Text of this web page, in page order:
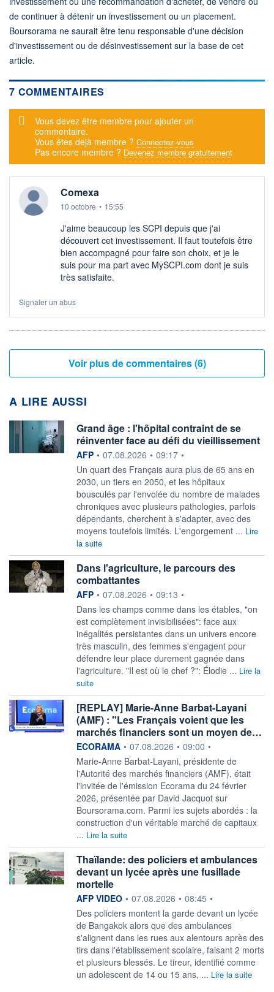
de continuer à détenir un investissement ou un placement.
Boursorama ne saurait être tenu responsable d'une décision
d'investissement ou de désinvestissement sur la base de cet
article.
7 COMMENTAIRES
Message d'alerte
Vous devez être membre pour ajouter un
commentaire.
Vous êtes déjà membre ? Connectez-vous
Pas encore membre ? Devenez membre gratuitement
Comexa
10 octobre • 15:55
J'aime beaucoup les SCPI depuis que j'ai
découvert cet investissement. Il faut toutefois être
bien accompagné pour faire son choix, et je le
suis pour ma part avec MySCPI.com dont je suis
très satisfaite.
Signaler un abus
Voir plus de commentaires (6)
A LIRE AUSSI
Grand âge : l'hôpital contraint de se
réinventer face au défi du vieillissement
information fournie par
AFP • 07.08.2026 • 09:17 •
Un quart des Français aura plus de 65 ans en
2030, un tiers en 2050, et les hôpitaux
bousculés par l'envolée du nombre de malades
chroniques avec plusieurs pathologies, parfois
dépendants, cherchent à s'adapter, avec des
moyens toutefois limités. L'engorgement ... Lire
la suite
Dans l'agriculture, le parcours des
combattantes
information fournie par
AFP • 07.08.2026 • 09:13 •
Dans les champs comme dans les étables, "on
est complètement invisibilisées": face aux
inégalités persistantes dans un univers encore
très masculin, des femmes s'engagent pour
défendre leur place durement gagnée dans
l'agriculture. "Il est où le chef ?": Élodie ... Lire la
suite
[REPLAY] Marie-Anne Barbat-Layani
(AMF) : "Les Français voient que les
marchés financiers sont un moyen de…
information fournie par
ECORAMA • 07.08.2026 • 09:00 •
Marie-Anne Barbat-Layani, présidente de
l'Autorité des marchés financiers (AMF), était
l'invitée de l'émission Ecorama du 24 février
2026, présentée par David Jacquot sur
Boursorama.com. Parmi les sujets abordés : la
construction d'un véritable marché de capitaux
... Lire la suite
Thaïlande: des policiers et ambulances
devant un lycée après une fusillade
mortelle
information fournie par
AFP VIDEO • 07.08.2026 • 08:45 •
Des policiers montent la garde devant un lycée
de Bangakok alors que des ambulances
s'alignent dans les rues aux alentours après des
tirs dans l'établissement scolaire, faisant 2 morts
et plusieurs blessés. Le tireur, identifié comme
un adolescent de 14 ou 15 ans, ... Lire la suite